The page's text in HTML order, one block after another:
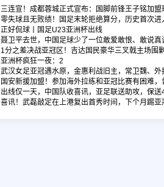
三连宣！成都蓉城正式宣布：国脚前锋王子铭加盟
零失球且无败绩！国足末轮拒绝算分，历史首次进
正好侃球丨国足U23亚洲杯出线
聂卫平去世，中国足球少了一位敢爱敢恨、敢说真
1分之差决战亚冠区！吉达国民豪华三叉戟主场围
亚洲杯疯狂一夜：2
武汉女足亚冠遇水原，金惠利战旧主，常卫魏、
国安新援加盟！参加海外拉练和亚冠比赛有困难
出线仅一天，中国队收喜讯，亚足联送助攻，保送4
喜讯！武磊敲定在上港复出首秀时间，下个月踢